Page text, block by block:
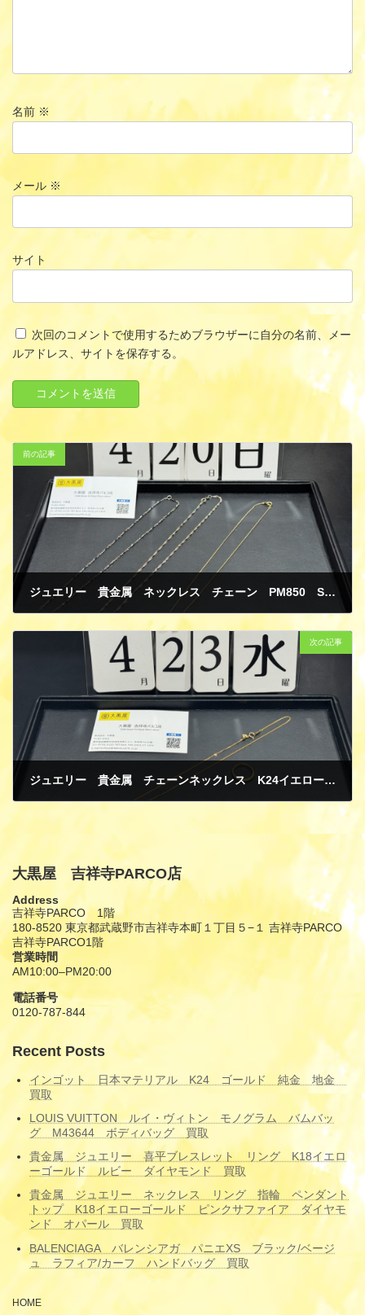
名前 ※
メール ※
サイト
次回のコメントで使用するためブラウザーに自分の名前、メー
ルアドレス、サイトを保存する。
前の記事
ジュエリー 貴金属 ネックレス チェーン PM850 SV925 GP プラチナ シルバー 買取
次の記事
ジュエリー 貴金属 チェーンネックレス K24イエローゴールド 田中貴金属 リング K20イエローゴールド 純金 買取
大黒屋 吉祥寺PARCO店
Address
吉祥寺PARCO 1階
180-8520 東京都武蔵野市吉祥寺本町１丁目５−１ 吉祥寺PARCO
吉祥寺PARCO1階
営業時間
AM10:00–PM20:00
電話番号
0120-787-844
Recent Posts
インゴット 日本マテリアル K24 ゴールド 純金 地金
買取
LOUIS VUITTON ルイ・ヴィトン モノグラム バムバッ
グ M43644 ボディバッグ 買取
貴金属 ジュエリー 喜平ブレスレット リング K18イエロ
ーゴールド ルビー ダイヤモンド 買取
貴金属 ジュエリー ネックレス リング 指輪 ペンダント
トップ K18イエローゴールド ピンクサファイア ダイヤモ
ンド オパール 買取
BALENCIAGA バレンシアガ パニエXS ブラック/ベージ
ュ ラフィア/カーフ ハンドバッグ 買取
HOME